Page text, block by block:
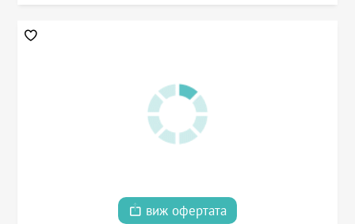
виж офертата